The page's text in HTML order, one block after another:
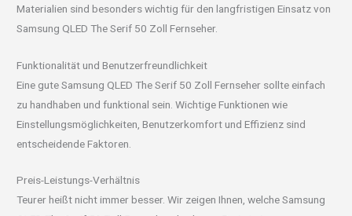
Materialien sind besonders wichtig für den langfristigen Einsatz von
Samsung QLED The Serif 50 Zoll Fernseher.
Funktionalität und Benutzerfreundlichkeit
Eine gute Samsung QLED The Serif 50 Zoll Fernseher sollte einfach
zu handhaben und funktional sein. Wichtige Funktionen wie
Einstellungsmöglichkeiten, Benutzerkomfort und Effizienz sind
entscheidende Faktoren.
Preis-Leistungs-Verhältnis
Teurer heißt nicht immer besser. Wir zeigen Ihnen, welche Samsung